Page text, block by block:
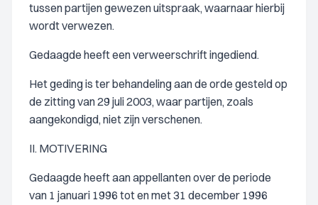
tussen partijen gewezen uitspraak, waarnaar hierbij
wordt verwezen.
Gedaagde heeft een verweerschrift ingediend.
Het geding is ter behandeling aan de orde gesteld op
de zitting van 29 juli 2003, waar partijen, zoals
aangekondigd, niet zijn verschenen.
II. MOTIVERING
Gedaagde heeft aan appellanten over de periode
van 1 januari 1996 tot en met 31 december 1996